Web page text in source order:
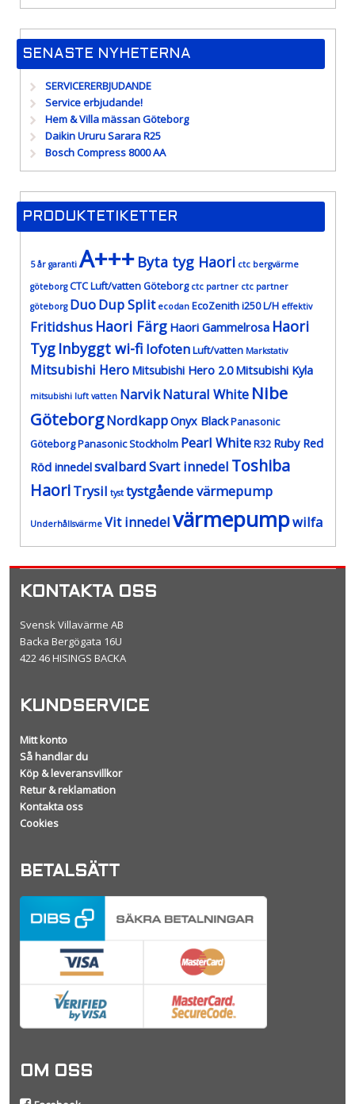
SENASTE NYHETERNA
SERVICERERBJUDANDE
Service erbjudande!
Hem & Villa mässan Göteborg
Daikin Ururu Sarara R25
Bosch Compress 8000 AA
PRODUKTETIKETTER
5 år garanti A+++ Byta tyg Haori ctc bergvärme
göteborg CTC Luft/vatten Göteborg ctc partner ctc partner
göteborg DuoDup Split ecodan EcoZenith i250 L/H effektiv
Fritidshus Haori Färg Haori Gammelrosa Haori
Tyg Inbyggt wi-fi lofotenLuft/vatten Markstativ
Mitsubishi Hero Mitsubishi Hero 2.0 Mitsubishi Kyla
mitsubishi luft vatten NarvikNatural White Nibe
GöteborgNordkappOnyx BlackPanasonic
GöteborgPanasonic Stockholm Pearl WhiteR32 Ruby Red
Röd innedelsvalbardSvart innedel Toshiba
HaoriTrysil tyst tystgående värmepump
Underhållsvärme Vit innedelvärmepumpwilfa
KONTAKTA OSS
Svensk Villavärme AB
Backa Bergögata 16U
422 46 HISINGS BACKA
KUNDSERVICE
Mitt konto
Så handlar du
Köp & leveransvillkor
Retur & reklamation
Kontakta oss
Cookies
BETALSÄTT
OM OSS